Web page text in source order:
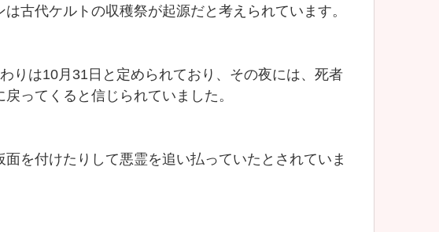
は古代ケルトの収穫祭が起源だと考えられています。
りは10月31日と定められており、その夜には、死者
ってくると信じられていました。
面を付けたりして悪霊を追い払っていたとされていま